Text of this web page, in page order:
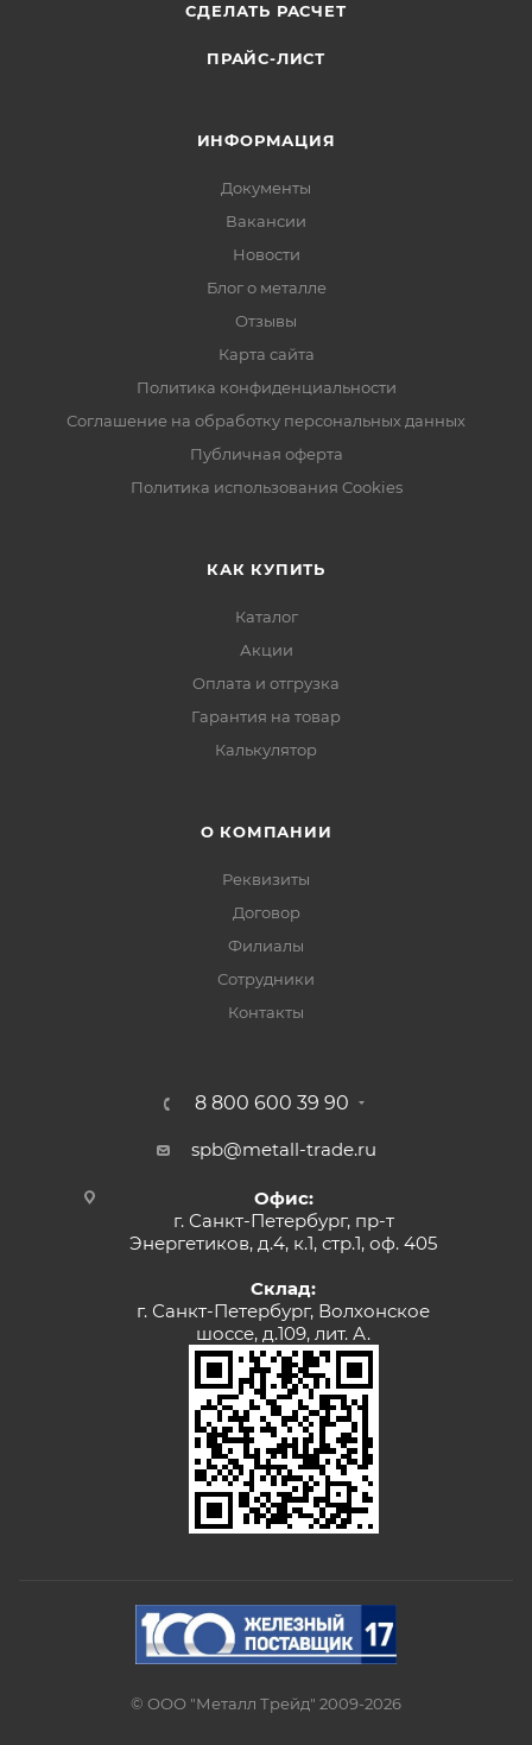
СДЕЛАТЬ РАСЧЕТ
ПРАЙС-ЛИСТ
ИНФОРМАЦИЯ
Документы
Вакансии
Новости
Блог о металле
Отзывы
Карта сайта
Политика конфиденциальности
Соглашение на обработку персональных данных
Публичная оферта
Политика использования Cookies
КАК КУПИТЬ
Каталог
Акции
Оплата и отгрузка
Гарантия на товар
Калькулятор
О КОМПАНИИ
Реквизиты
Договор
Филиалы
Сотрудники
Контакты
8 800 600 39 90
spb@metall-trade.ru
Офис:
г. Санкт-Петербург, пр-т
Энергетиков, д.4, к.1, стр.1, оф. 405
Склад:
г. Санкт-Петербург, Волхонское
шоссе, д.109, лит. А.
© ООО "Металл Трейд" 2009-2026